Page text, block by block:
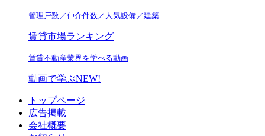
管理戸数／仲介件数／人気設備／建築
賃貸市場ランキング
賃貸不動産業界を学べる動画
動画で学ぶNEW!
トップページ
広告掲載
会社概要